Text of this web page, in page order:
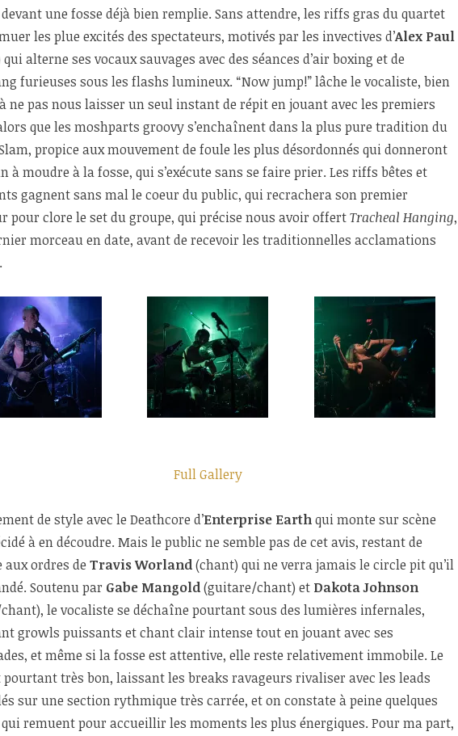
une fosse déjà bien remplie. Sans attendre, les riffs gras du quartet
les plue excités des spectateurs, motivés par les invectives d’Alex Paul
alterne ses vocaux sauvages avec des séances d’air boxing et de
furieuses sous les flashs lumineux. “Now jump!” lâche le vocaliste, bien
ne pas nous laisser un seul instant de répit en jouant avec les premiers
que les moshparts groovy s’enchaînent dans la plus pure tradition du
propice aux mouvement de foule les plus désordonnés qui donneront
à moudre à la fosse, qui s’exécute sans se faire prier. Les riffs bêtes et
gagnent sans mal le coeur du public, qui recrachera son premier
pour clore le set du groupe, qui précise nous avoir offertTracheal Hanging,
morceau en date, avant de recevoir les traditionnelles acclamations
Full Gallery
de style avec le Deathcore d’Enterprise Earthqui monte sur scène
à en découdre. Mais le public ne semble pas de cet avis, restant de
aux ordres de Travis Worland(chant) qui ne verra jamais le circle pit qu’il
Soutenu par Gabe Mangold(guitare/chant) et Dakota Johnson
le vocaliste se déchaîne pourtant sous des lumières infernales,
growls puissants et chant clair intense tout en jouant avec ses
et même si la fosse est attentive, elle reste relativement immobile. Le
pourtant très bon, laissant les breaks ravageurs rivaliser avec les leads
sur une section rythmique très carrée, et on constate à peine quelques
remuent pour accueillir les moments les plus énergiques. Pour ma part,